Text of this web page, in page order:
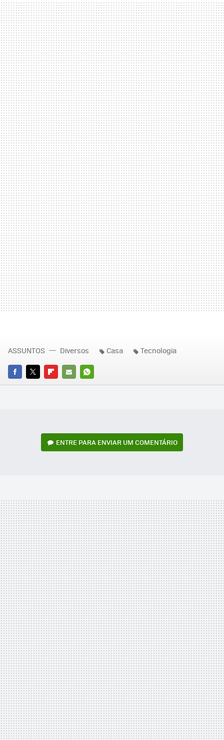
FACEBOOK
TWITTERFLIPBOARD
E-
WHATSAPP
ASSUNTOS Diversos Casa Tecnologia
ENTRE PARA ENVIAR UM COMENTÁRIO